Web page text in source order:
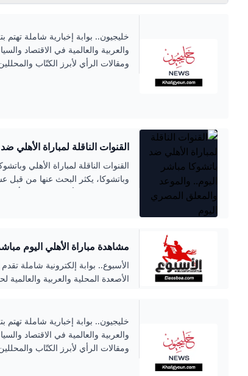
خليجيون.. بوابة إخبارية شاملة تهتم
والعربية والعالمية في الاقتصاد
ومقالات الرأي لأبرز الكتّاب
القنوات الناقلة لمباراة الأهلي
والمعلق المصري اليوم
القنوات الناقلة لمباراة الأهلي
وباتشوكا، يكثر البحث عنها من
جماهير المارد الأحمر وذلك من أجل
مشاهدة مباراة الأهلي اليوم
الأسبوع.. بوابة إلكترونية شاملة
الأصعدة المحلية والعربية
خليجيون.. بوابة إخبارية شاملة تهتم
والعربية والعالمية في الاقتصاد
ومقالات الرأي لأبرز الكتّاب